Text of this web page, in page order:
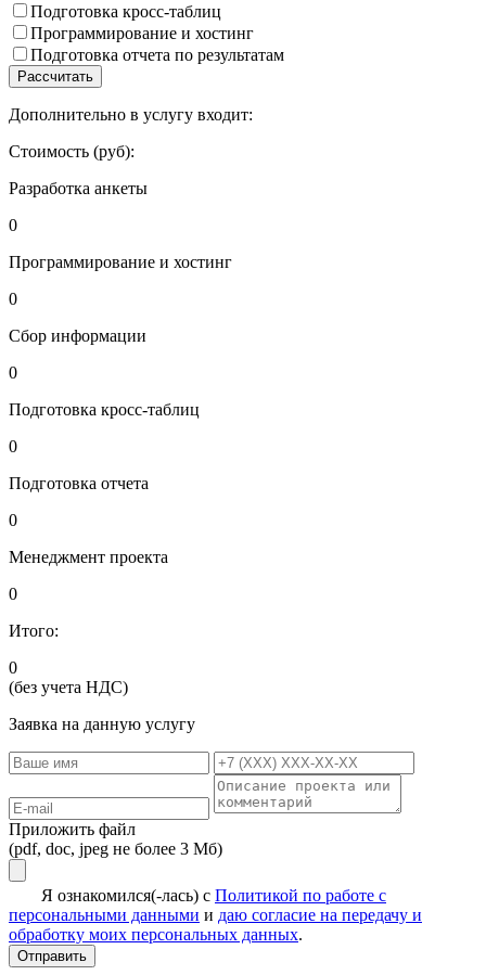
Подготовка кросс-таблиц
Программирование и хостинг
Подготовка отчета по результатам
Рассчитать
Дополнительно в услугу входит:
Стоимость (руб):
Разработка анкеты
0
Программирование и хостинг
0
Сбор информации
0
Подготовка кросс-таблиц
0
Подготовка отчета
0
Менеджмент проекта
0
Итого:
0
(без учета НДС)
Заявка на данную услугу
Приложить файл
(pdf, doc, jpeg не более 3 Мб)
Я ознакомился(-лась) с Политикой по работе с
персональными данными и даю согласие на передачу и
обработку моих персональных данных.